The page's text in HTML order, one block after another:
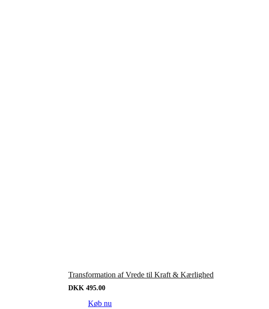
Transformation af Vrede til Kraft & Kærlighed
DKK 495.00
Køb nu